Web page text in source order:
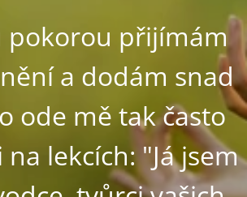
pokorou přijímám
a dodám snad
ode mě tak často
lekcích: "Já jsem